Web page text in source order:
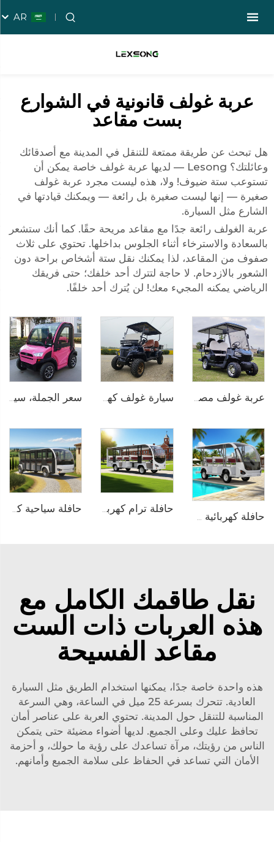
AR
عربة غولف قانونية في الشوارع
بست مقاعد
هل تبحث عن طريقة ممتعة للتنقل في المدينة مع أصدقائك
وعائلتك؟ Lesong — لديها عربة غولف خاصة يمكن أن
تستوعب ستة ضيوف! ولا، هذه ليست مجرد عربة غولف
صغيرة — إنها ليست صغيرة بل رائعة — ويمكنك قيادتها في
الشارع مثل السيارة.
عربة الغولف رائعة جدًا مع مقاعد مريحة حقًا. كما أنك ستشعر
بالسعادة والاسترخاء أثناء الجلوس بداخلها. تحتوي على ثلاث
صفوف من المقاعد، لذا يمكنك نقل ستة أشخاص براحة دون
الشعور بالازدحام. لا حاجة لتترك أحد خلفك؛ حتى فريقك
الرياضي يمكنه المجيء معك! لن يُترك أحد خلفًا.
سعر الجملة، سيارة كهربائية صغيرة سرعة منخفضة تتسع لشخصين من الصين موديل LS9020KF
حافلة ترام كهربائية خالصة تعمل بالبطارية الليثيوم بسعة 14 مقعدًا وجهد 72 فولت تُستخدم في الحدائق الحيوانية طراز LS6148K حافلة سياحية كهربائية تعمل بنظام PMSM بجهد 96V وبطارية الليثيوم LFP بسعة 20KW و23 مقعدًا طراز LS6230KF
نقل طاقمك الكامل مع
هذه العربات ذات الست
مقاعد الفسيحة
هذه واحدة خاصة جدًا، يمكنها استخدام الطريق مثل السيارة
العادية. تتحرك بسرعة 25 ميل في الساعة، وهي السرعة
المناسبة للتنقل حول المدينة. تحتوي العربة على عناصر أمان
تحافظ عليك وعلى الجميع. لديها أضواء مضيئة حتى يتمكن
الناس من رؤيتك، مرآة تساعدك على رؤية ما حولك، و أحزمة
الأمان التي تساعد في الحفاظ على سلامة الجميع وأمانهم.